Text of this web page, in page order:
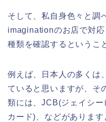
そして、私自身色々と調
imaginationのお店で対
種類を確認するというこ
例えば、日本人の多くは
ていると思いますが、そ
類には、JCB(ジェイシ
カード)、などがあります